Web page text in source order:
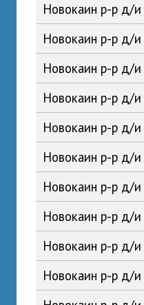
Новокаин р-р д/
Новокаин р-р д/
Новокаин р-р д/
Новокаин р-р д/
Новокаин р-р д/
Новокаин р-р д/
Новокаин р-р д/
Новокаин р-р д/
Новокаин р-р д/
Новокаин р-р д/